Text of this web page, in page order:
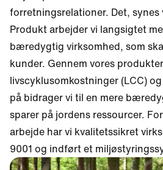
forretningsrelationer. Det, synes
Produkt arbejder vi langsigtet
bæredygtig virksomhed, som
kunder. Gennem vores
livscyklusomkostninger (LCC)
på bidrager vi til en mere
sparer på jordens ressourcer.
arbejde har vi kvalitetssikret
9001 og indført et